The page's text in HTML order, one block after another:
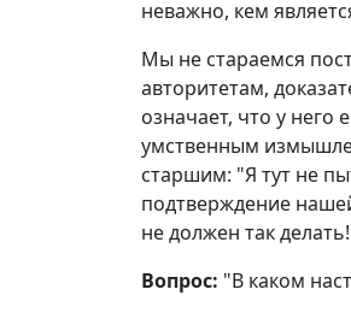
неважно, кем
Мы не стараемся
авторитетам,
означает, что у него
умственным
старшим: "Я тут не
подтверждение
не должен так
Вопрос: "В каком